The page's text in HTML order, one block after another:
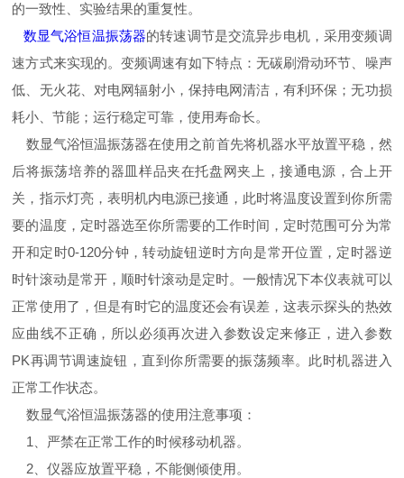
的一致性、实验结果的重复性。
数显气浴恒温振荡器的转速调节是交流异步电机，采用变频调
速方式来实现的。变频调速有如下特点：无碳刷滑动环节、噪声
低、无火花、对电网辐射小，保持电网清洁，有利环保；无功损
耗小、节能；运行稳定可靠，使用寿命长。
数显气浴恒温振荡器在使用之前首先将机器水平放置平稳，然
后将振荡培养的器皿样品夹在托盘网夹上，接通电源，合上开
关，指示灯亮，表明机内电源已接通，此时将温度设置到你所需
要的温度，定时器选至你所需要的工作时间，定时范围可分为常
开和定时0-120分钟，转动旋钮逆时方向是常开位置，定时器逆
时针滚动是常开，顺时针滚动是定时。一般情况下本仪表就可以
正常使用了，但是有时它的温度还会有误差，这表示探头的热效
应曲线不正确，所以必须再次进入参数设定来修正，进入参数
PK再调节调速旋钮，直到你所需要的振荡频率。此时机器进入
正常工作状态。
数显气浴恒温振荡器的使用注意事项：
1、严禁在正常工作的时候移动机器。
2、仪器应放置平稳，不能侧倾使用。